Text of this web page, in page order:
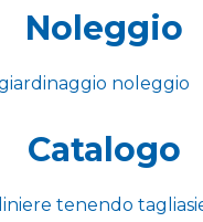
Noleggio
Catalogo